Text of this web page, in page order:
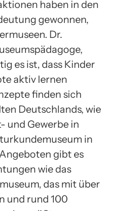
haben in den
gewonnen,
Dr.
es ist, dass Kinder
aktiv lernen
finden sich
Deutschlands, wie
und Gewerbe in
in
gibt es
wie das
das mit über
und rund 100